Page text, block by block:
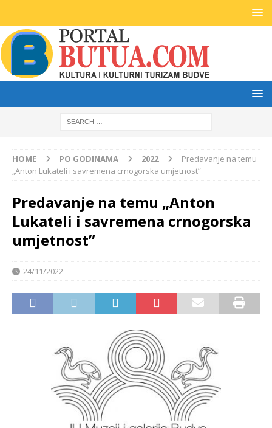
HOME PO GODINAMA 2022
Predavanje na temu
„Anton Lukateli i savremena crnogorska umjetnost”
Predavanje na temu „Anton
Lukateli i savremena crnogorska
umjetnost”
24/11/2022